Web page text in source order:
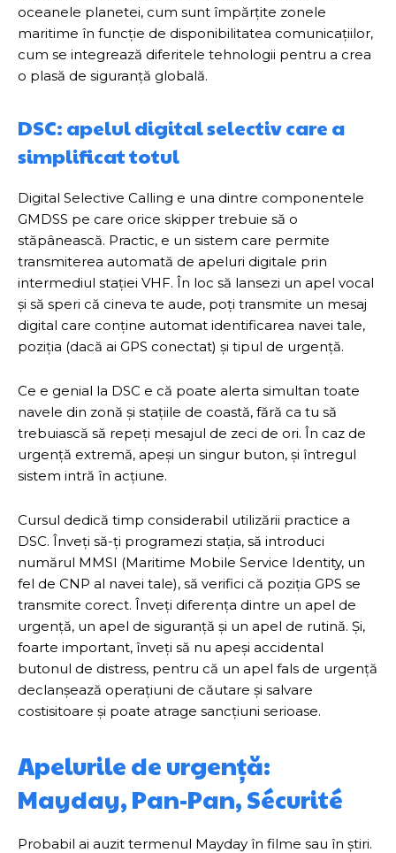
oceanele planetei, cum sunt împărțite zonele
maritime în funcție de disponibilitatea comunicațiilor,
cum se integrează diferitele tehnologii pentru a crea
o plasă de siguranță globală.
DSC: apelul digital selectiv care a
simplificat totul
Digital Selective Calling e una dintre componentele
GMDSS pe care orice skipper trebuie să o
stăpânească. Practic, e un sistem care permite
transmiterea automată de apeluri digitale prin
intermediul stației VHF. În loc să lansezi un apel vocal
și să speri că cineva te aude, poți transmite un mesaj
digital care conține automat identificarea navei tale,
poziția (dacă ai GPS conectat) și tipul de urgență.
Ce e genial la DSC e că poate alerta simultan toate
navele din zonă și stațiile de coastă, fără ca tu să
trebuiască să repeți mesajul de zeci de ori. În caz de
urgență extremă, apeși un singur buton, și întregul
sistem intră în acțiune.
Cursul dedică timp considerabil utilizării practice a
DSC. Înveți să-ți programezi stația, să introduci
numărul MMSI (Maritime Mobile Service Identity, un
fel de CNP al navei tale), să verifici că poziția GPS se
transmite corect. Înveți diferența dintre un apel de
urgență, un apel de siguranță și un apel de rutină. Și,
foarte important, înveți să nu apeși accidental
butonul de distress, pentru că un apel fals de urgență
declanșează operațiuni de căutare și salvare
costisitoare și poate atrage sancțiuni serioase.
Apelurile de urgență:
Mayday, Pan-Pan, Sécurité
Probabil ai auzit termenul Mayday în filme sau în știri.